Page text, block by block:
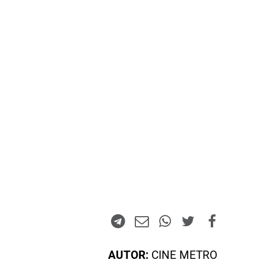
AUTOR: CINE METRO